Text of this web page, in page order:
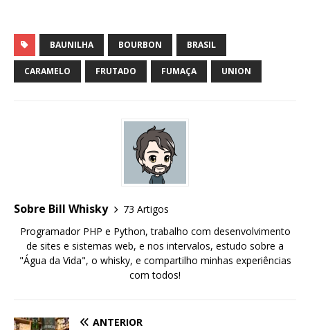
BAUNILHA BOURBON BRASIL
CARAMELO FRUTADO FUMAÇA UNION
Sobre Bill Whisky
73 Artigos
Programador PHP e Python, trabalho com desenvolvimento
de sites e sistemas web, e nos intervalos, estudo sobre a
"Água da Vida", o whisky, e compartilho minhas experiências
com todos!
ANTERIOR